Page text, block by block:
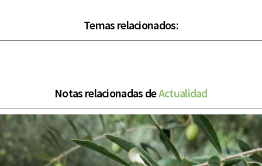
Temas relacionados:
Notas relacionadas deActualidad